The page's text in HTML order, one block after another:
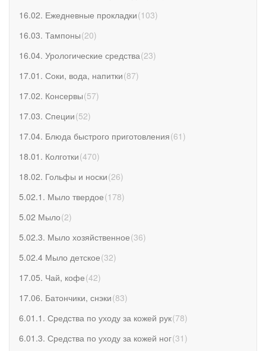
16.02. Ежедневные прокладки(103)
16.03. Тампоны(20)
16.04. Урологические средства(23)
17.01. Соки, вода, напитки(87)
17.02. Консервы(57)
17.03. Специи(52)
17.04. Блюда быстрого приготовления(61 )
18.01. Колготки(470)
18.02. Гольфы и носки(26)
5.02.1. Мыло твердое(178)
5.02 Мыло(2)
5.02.3. Мыло хозяйственное(36)
5.02.4 Мыло детское(32)
17.05. Чай, кофе(42)
17.06. Батончики, снэки(83)
6.01.1. Средства по уходу за кожей рук(78)
6.01.3. Средства по уходу за кожей ног(31 )